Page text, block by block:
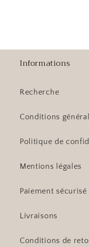
Informations
Recherche
Conditions
Politique de
Mentions légales
Paiement sécurisé
Livraisons
Conditions de